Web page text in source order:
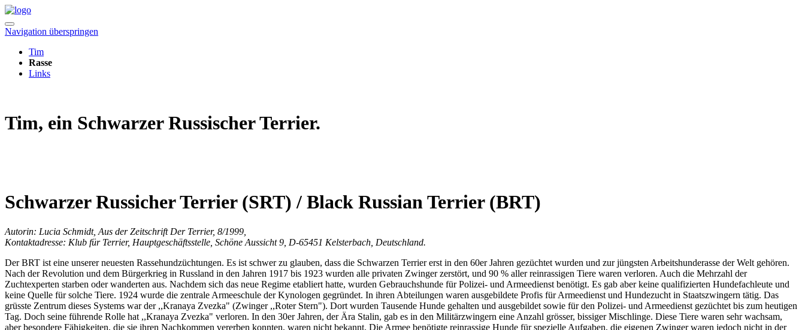
Navigation überspringen
Tim
Rasse
Links
Tim, ein Schwarzer Russischer Terrier.
Schwarzer Russicher Terrier (SRT) / Black Russian Terrier (BRT)
Autorin: Lucia Schmidt, Aus der Zeitschrift Der Terrier, 8/1999,
Kontaktadresse: Klub für Terrier, Hauptgeschäftsstelle, Schöne Aussicht 9, D-65451 Kelsterbach, Deutschland.
Der BRT ist eine unserer neuesten Rassehundzüchtungen. Es ist schwer zu glauben, dass die Schwarzen Terrier erst in den 60er Jahren gezüchtet wurden und zur jüngsten Arbeitshunderasse der Welt gehören.
Nach der Revolution und dem Bürgerkrieg in Russland in den Jahren 1917 bis 1923 wurden alle privaten Zwinger zerstört, und 90 % aller reinrassigen Tiere waren verloren. Auch die Mehrzahl der
Zuchtexperten starben oder wanderten aus. Nachdem sich das neue Regime etabliert hatte, wurden Gebrauchshunde für Polizei- und Armeedienst benötigt. Es gab aber keine qualifizierten Hundefachleute und
keine Quelle für solche Tiere. 1924 wurde die zentrale Armeeschule der Kynologen gegründet. In ihren Abteilungen waren ausgebildete Profis für Armeedienst und Hundezucht in Staatszwingern tätig. Das
grüsste Zentrum dieses Systems war der ,,Kranaya Zvezka" (Zwinger ,,Roter Stern"). Dort wurden Tausende Hunde gehalten und ausgebildet sowie für den Polizei- und Armeedienst gezüchtet bis zum heutigen
Tag. Doch seine führende Rolle hat ,,Kranaya Zvezka" verloren. In den 30er Jahren, der Ära Stalin, gab es in den Militärzwingern eine Anzahl grösser, bissiger Mischlinge. Diese Tiere waren sehr wachsam,
aber besondere Fähigkeiten, die sie ihren Nachkommen vererben konnten, waren nicht bekannt. Die Armee benötigte reinrassige Hunde für spezielle Aufgaben, die eigenen Zwinger waren jedoch nicht in der